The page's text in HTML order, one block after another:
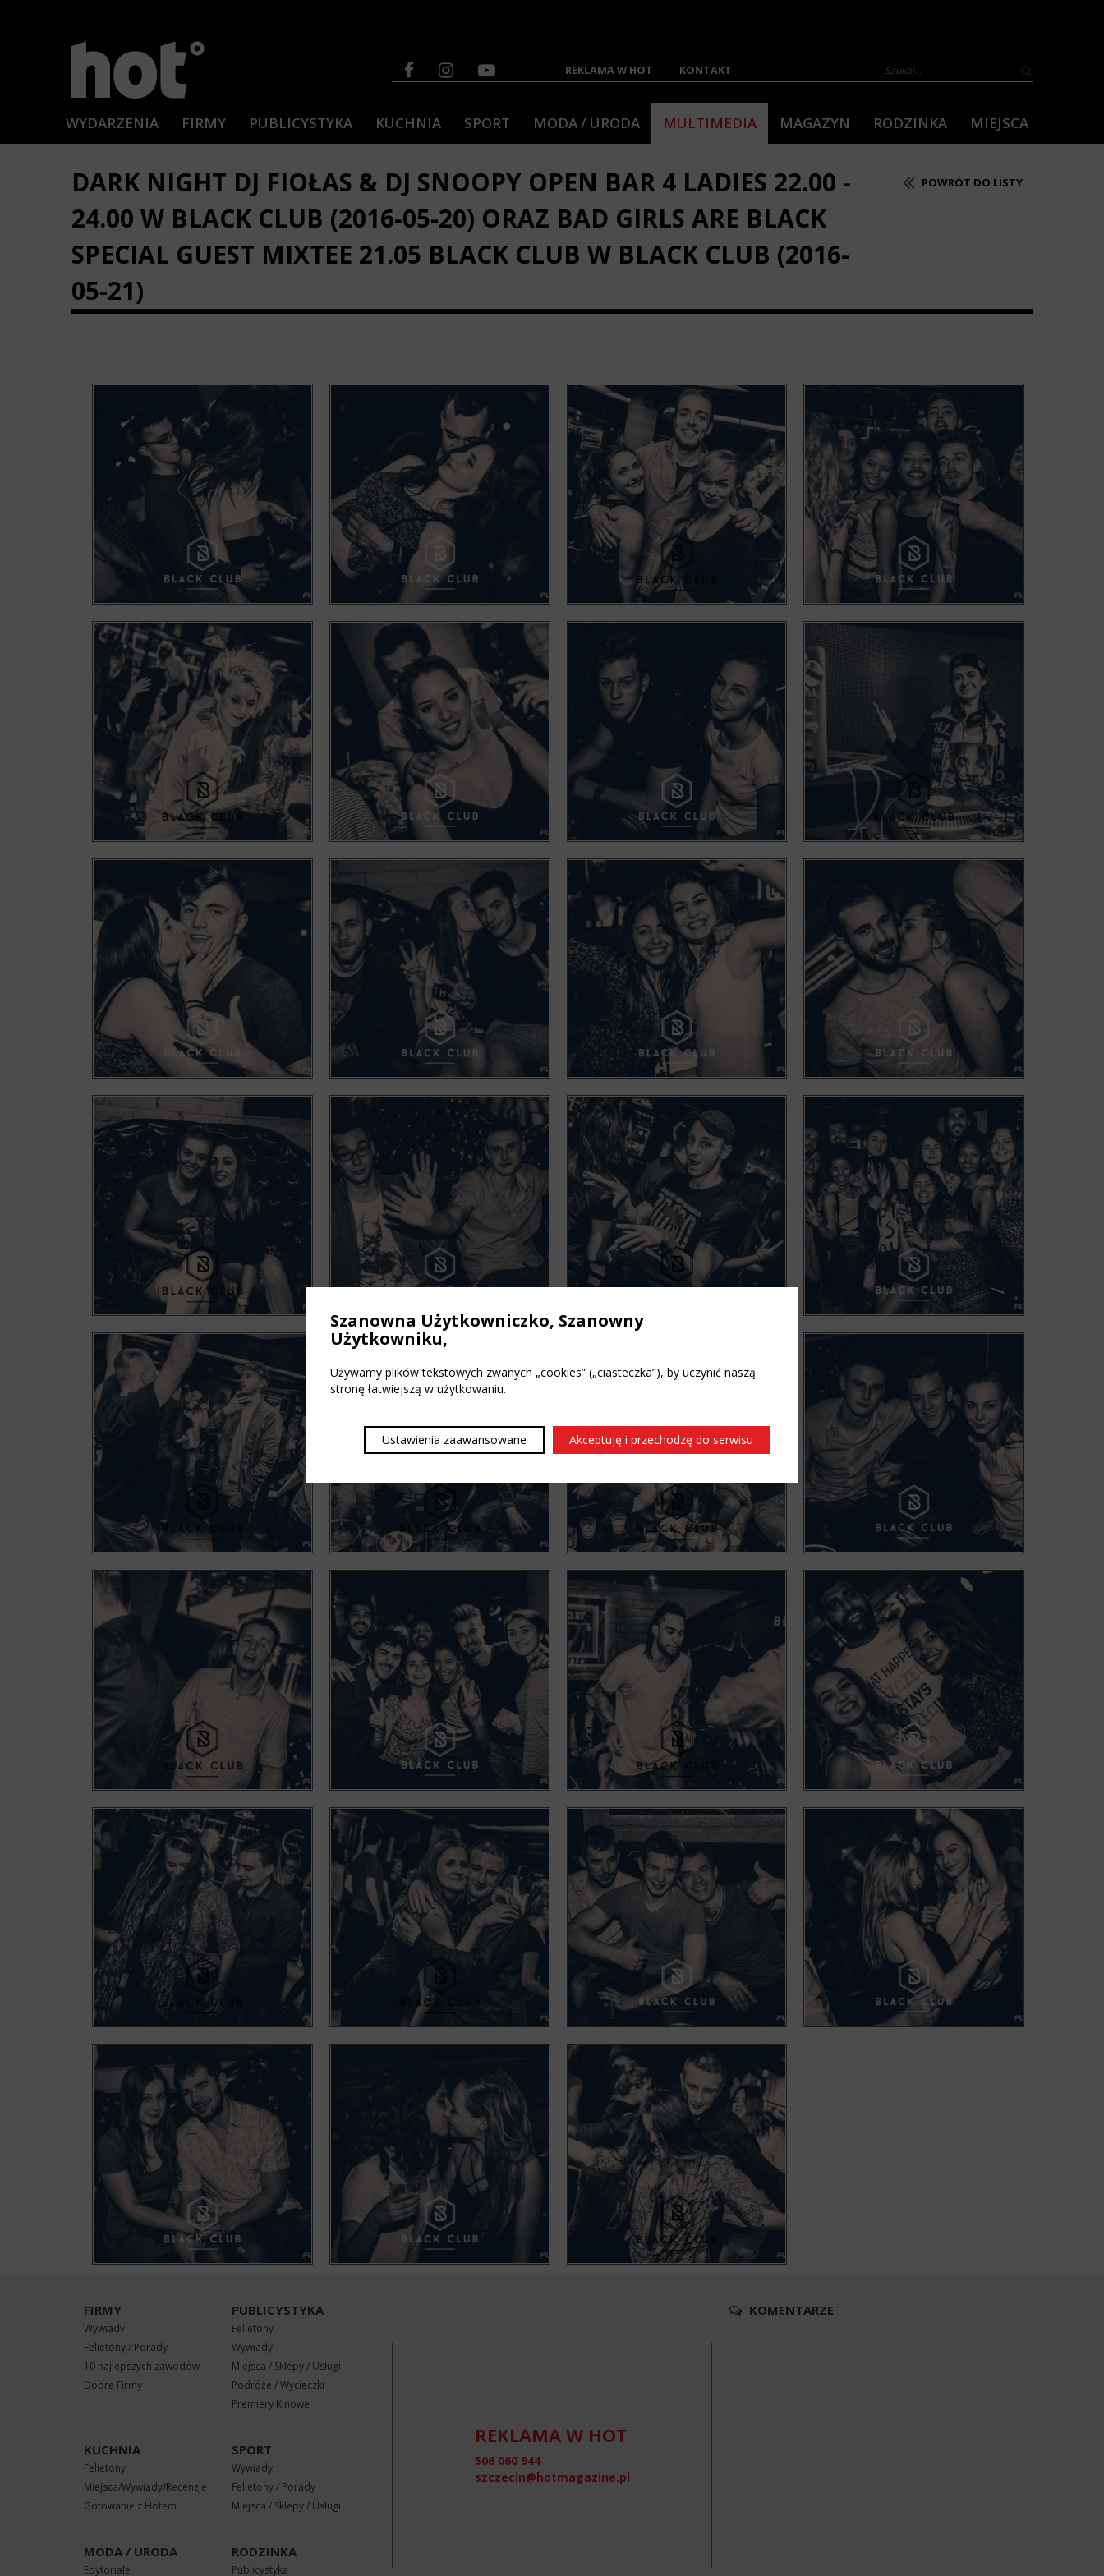
REKLAMA W HOT KONTAKT
WYDARZENIA FIRMY PUBLICYSTYKA KUCHNIA SPORT MODA / URODA MULTIMEDIA MAGAZYN RODZINKA MIEJSCA
DARK NIGHT DJ FIOŁAS & DJ SNOOPY OPEN BAR 4 LADIES 22.00 -
24.00 W BLACK CLUB (2016-05-20) ORAZ BAD GIRLS ARE BLACK
SPECIAL GUEST MIXTEE 21.05 BLACK CLUB W BLACK CLUB (2016-
05-21)
POWRÓT DO LISTY
FIRMY
Wywiady
Felietony / Porady
10 najlepszych zawodów
Dobre Firmy
PUBLICYSTYKA
Felietony
Wywiady
Miejsca / Sklepy / Usługi
Podróże / Wycieczki
Premiery Kinowe
KUCHNIA
Felietony
Miejsca/Wywiady/Recenzje
Gotowanie z Hotem
SPORT
Wywiady
Felietony / Porady
Miejsca / Sklepy / Usługi
MODA / URODA
Edytoriale
RODZINKA
Publicystyka
REKLAMA W HOT
506 060 944
szczecin@hotmagazine.pl
KOMENTARZE
Szanowna Użytkowniczko, Szanowny
Użytkowniku,
Używamy plików tekstowych zwanych „cookies” („ciasteczka”), by uczynić naszą
stronę łatwiejszą w użytkowaniu.
Ustawienia zaawansowane Akceptuję i przechodzę do serwisu